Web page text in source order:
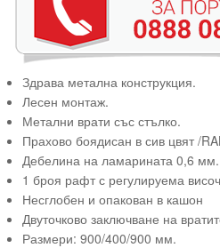
Здрава метална конструкция.
Лесен монтаж.
Метални врати със стълко.
Прахово боядисан в сив цвят /
Дебелина на ламарината 0,6 мм.
1 броя рафт с регулируема
Несглобен и опакован в кашон
Двуточково заключване на
Размери: 900/400/900 мм.